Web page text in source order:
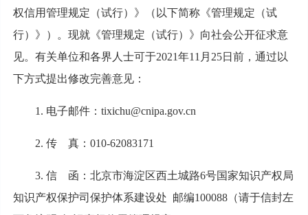
权信用管理规定（试行）》（以下简称《管理规定（试
行）》）。现就《管理规定（试行）》向社会公开征求意
见。有关单位和各界人士可于2021年11月25日前，通过以
下方式提出修改完善意见：
1. 电子邮件：tixichu@cnipa.gov.cn
2. 传 真：010-62083171
3. 信 函：北京市海淀区西土城路6号国家知识产权局
知识产权保护司保护体系建设处 邮编100088（请于信封左